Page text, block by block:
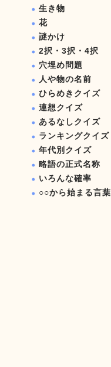
生き物
花
謎かけ
2択・3択・4択
穴埋め問題
人や物の名前
ひらめきクイズ
連想クイズ
あるなしクイズ
ランキングクイズ
年代別クイズ
略語の正式名称
いろんな確率
○○から始まる言葉